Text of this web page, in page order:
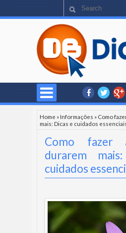
Home »Informações » Como
mais: Dicas e cuidados
Como fazer
durarem
cuidados